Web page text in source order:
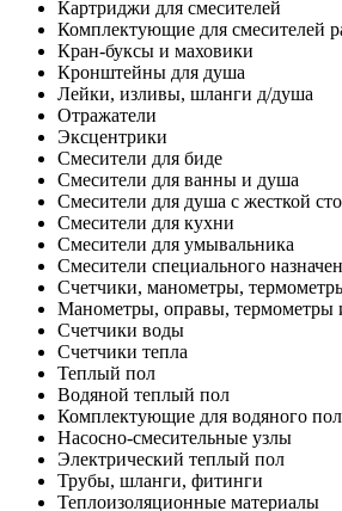
Картриджи для смесителей
Комплектующие для смесителей
Кран-буксы и маховики
Кронштейны для душа
Лейки, изливы, шланги д/душа
Отражатели
Эксцентрики
Смесители для биде
Смесители для ванны и душа
Смесители для душа с жесткой
Смесители для кухни
Смесители для умывальника
Смесители специального
Счетчики, манометры,
Манометры, оправы, термометры
Счетчики воды
Счетчики тепла
Теплый пол
Водяной теплый пол
Комплектующие для водяного
Насосно-смесительные узлы
Электрический теплый пол
Трубы, шланги, фитинги
Теплоизоляционные материалы